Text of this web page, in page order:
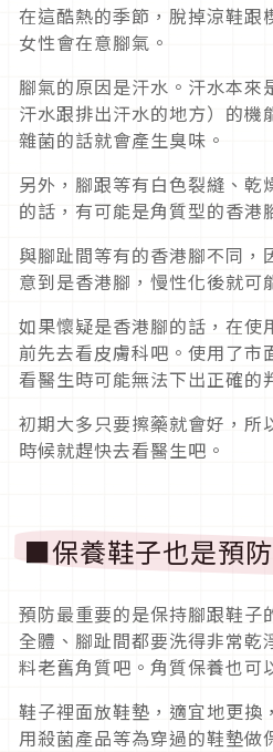
在這酷熱的季節，脫掉涼鞋跟
女性會在意腳氣。
腳氣的原因是汗水。汗水本來
汗水跟排出汗水的地方）的機
雜菌的話就會產生臭味。
另外，腳跟等有白色裂縫、乾
的話，有可能是角質型的香港
與腳趾間等有的香港腳不同，
意到是香港腳，慢性化後就可
如果懷疑是香港腳的話，在使
前先去看皮膚科吧。使用了市
看醫生時可能無法下出正確的
初期大多只要擦藥就會好，
時候就趕快去看醫生吧。
■保養鞋子也是預
預防最重要的是保持腳跟鞋子
全體、腳趾間都要洗得非常乾
料老舊角質吧。角質保養也可
鞋子裡面放鞋墊，適宜地更換
用殺菌產品等為穿過的鞋墊做